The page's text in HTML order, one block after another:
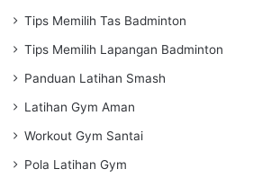
Tips Memilih Tas Badminton
Tips Memilih Lapangan Badminton
Panduan Latihan Smash
Latihan Gym Aman
Workout Gym Santai
Pola Latihan Gym